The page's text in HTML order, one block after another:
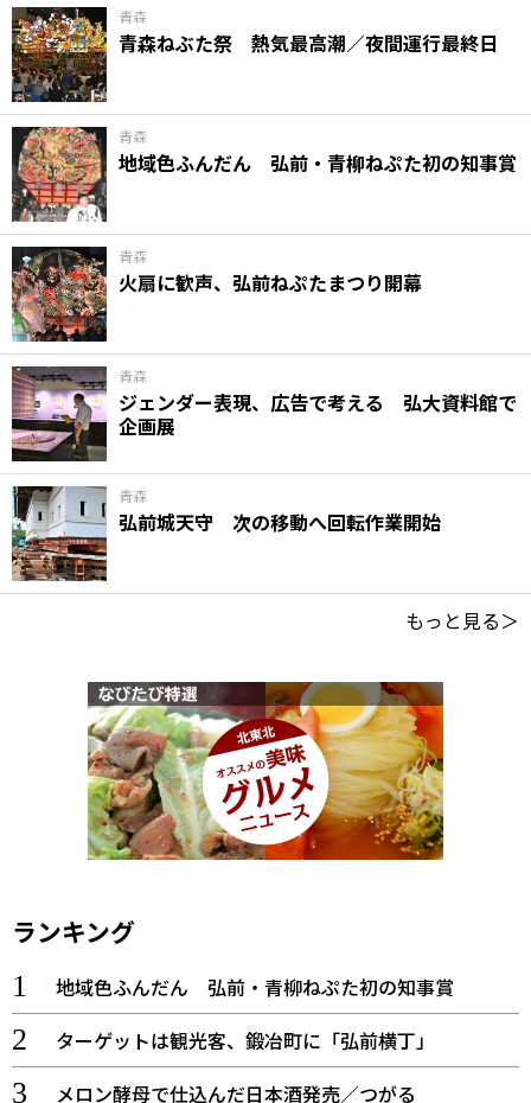
青森
青森ねぶた祭 熱気最高潮／夜間運行最終日
青森
地域色ふんだん 弘前・青柳ねぷた初の知事賞
青森
火扇に歓声、弘前ねぷたまつり開幕
青森
ジェンダー表現、広告で考える 弘大資料館で
企画展
青森
弘前城天守 次の移動へ回転作業開始
もっと見る＞
ランキング
地域色ふんだん 弘前・青柳ねぷた初の知事賞
ターゲットは観光客、鍛冶町に「弘前横丁」
メロン酵母で仕込んだ日本酒発売／つがる